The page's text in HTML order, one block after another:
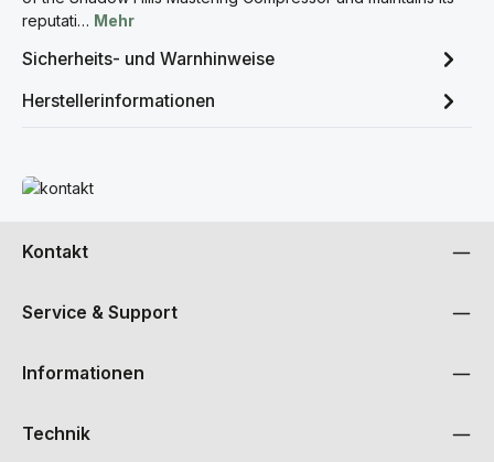
reputati… Mehr
Sicherheits- und Warnhinweise
Herstellerinformationen
Mehr erfahren
Kontakt
Service & Support
Informationen
Technik